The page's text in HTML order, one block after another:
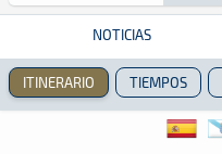
NOTICIAS
ITINERARIO TIEMPOS